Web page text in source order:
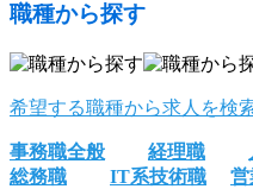
職種から探す
希望する職種から求人を検
事務職全般 経理職
総務職
IT系技術職 営